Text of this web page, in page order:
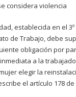
considera violencia
establecida en el
de Trabajo, debe
obligación por
a la
elegir la
el artículo 178